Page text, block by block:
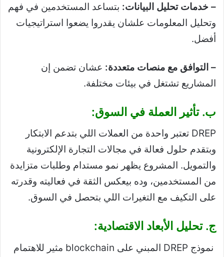
– خدمات تحليل البيانات: بتساعد المستخدمين في فهم
وتحليل المعلومات علشان يقدروا يضعوا استراتيجيات
أفضل.
– التوافق مع منصات متعددة: عشان تضمن إن
المشاريع تشتغل في بيئات مختلفة.
ب. تأثير العملة في السوق:
DREP تعتبر واحدة من العملات اللي بتدعم الابتكار
وبتقدم حلول فعالة في مجالات التجارة الإلكترونية
والتمويل. المشروع يظهر نمو مستدام وطلبات متزايدة
من المستخدمين، وده بيعكس الثقة في فعاليته وقدرته
على التكيف مع التغيرات اللي بتحصل في السوق.
ج. تحليل الأبعاد الاقتصادية:
​ نموذج DREP المبني على blockchain مثير للاهتمام